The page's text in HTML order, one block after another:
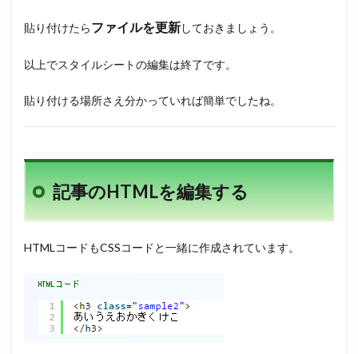
貼り付けたらファイルを更新しておきましょう。
以上でスタイルシートの編集は終了です。
貼り付ける場所さえ分かっていれば簡単でしたね。
記事のHTMLを編集する
HTMLコードもCSSコードと一緒に作成されています。